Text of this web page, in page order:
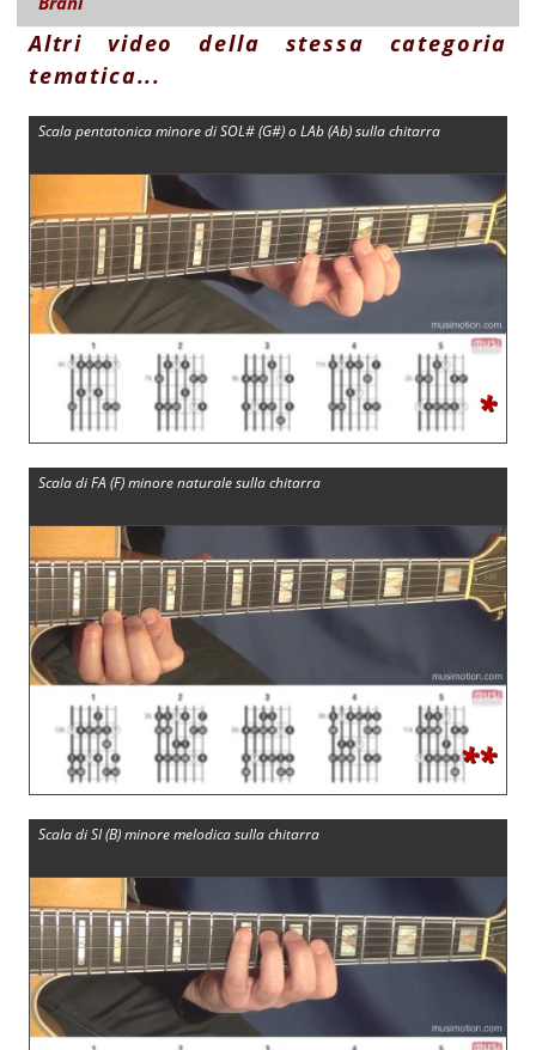
Altri video della stessa categoria
tematica...
Scala pentatonica minore di SOL# (G#) o LAb (Ab) sulla chitarra
*
Scala di FA (F) minore naturale sulla chitarra
**
Scala di SI (B) minore melodica sulla chitarra